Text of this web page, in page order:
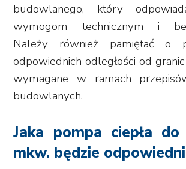
budowlanego, który
wymogom technicznym i
Należy również pamiętać o
odpowiednich odległości od granic
wymagane w ramach
budowlanych.
Jaka pompa ciepła
mkw. będzie